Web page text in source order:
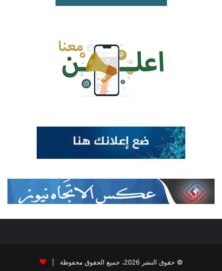
© حقوق النشر 2026، جميع الحقوق محفوظة |